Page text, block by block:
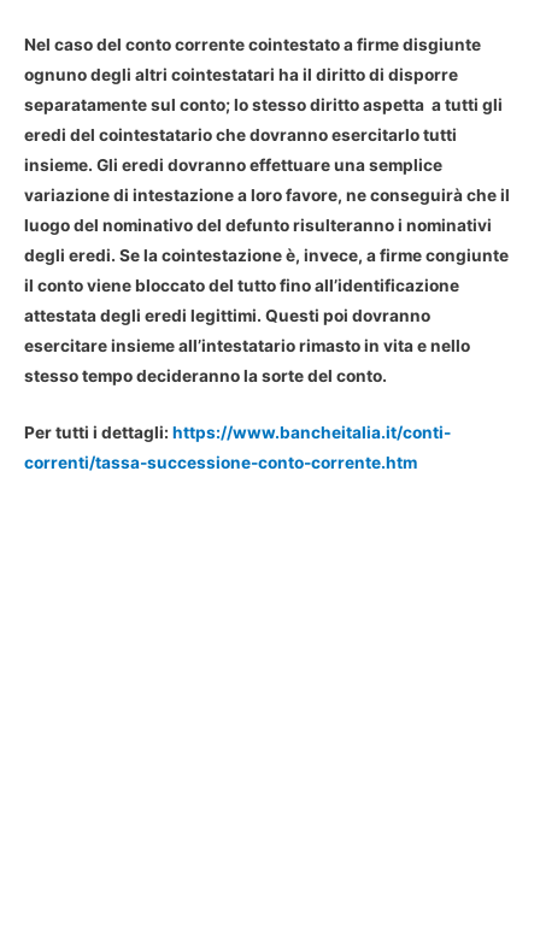
Nel caso del conto corrente cointestatoa firme disgiunte
ognuno degli altri cointestatari ha il diritto di disporre
separatamente sul conto; lo stesso diritto aspetta a tutti gli
eredi del cointestatario che dovranno esercitarlo tutti
insieme. Gli eredi dovranno effettuare una semplice
variazione di intestazione a loro favore, ne conseguirà che il
luogo del nominativo del defunto risulteranno i nominativi
degli eredi. Se la cointestazione è, invece, a firme congiunte
il conto viene bloccato del tutto fino all’identificazione
attestata degli eredi legittimi. Questi poi dovranno
esercitare insieme all’intestatario rimasto in vita e nello
stesso tempo decideranno la sorte del conto.
Per tutti i dettagli: https://www.bancheitalia.it/conti-
correnti/tassa-successione-conto-corrente.htm